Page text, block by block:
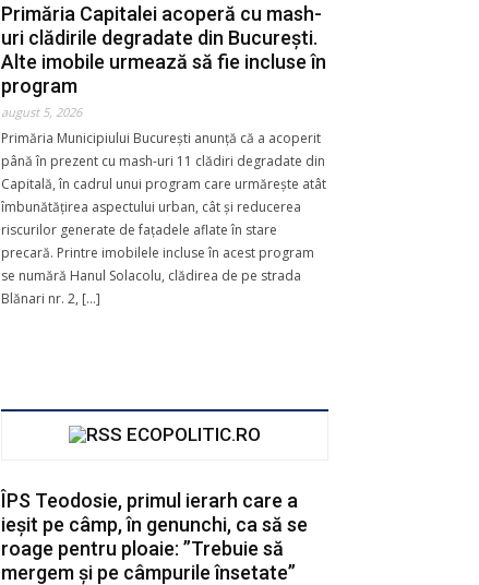
Primăria Capitalei acoperă cu mash-
uri clădirile degradate din București.
Alte imobile urmează să fie incluse în
program
august 5, 2026
Primăria Municipiului București anunță că a acoperit
până în prezent cu mash-uri 11 clădiri degradate din
Capitală, în cadrul unui program care urmărește atât
îmbunătățirea aspectului urban, cât și reducerea
riscurilor generate de fațadele aflate în stare
precară. Printre imobilele incluse în acest program
se numără Hanul Solacolu, clădirea de pe strada
Blănari nr. 2, […]
ECOPOLITIC.RO
ÎPS Teodosie, primul ierarh care a
ieșit pe câmp, în genunchi, ca să se
roage pentru ploaie: ”Trebuie să
mergem și pe câmpurile însetate”